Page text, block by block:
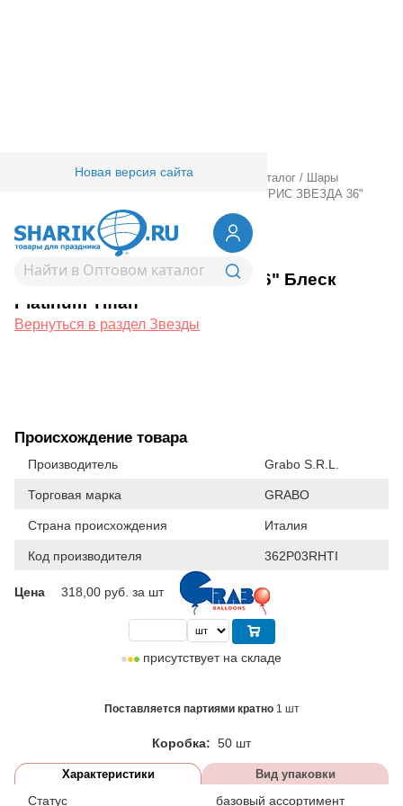
Новая версия сайта
Товары для праздника/ Оптовый каталог /
Шары
Г Б/РИС ЗВЕЗДА 36"
Блеск Platinum Tiffan
1204-1624Г Б/РИС ЗВЕЗДА 36" Блеск
Platinum Tiffan
Вернуться в раздел Звезды
Происхождение товара
Производитель Grabo S.R.L.
Торговая марка GRABO
Страна происхождения Италия
Код производителя 362P03RHTI
Цена 318,00 руб. за шт
присутствует на складе
Поставляется партиями кратно 1 шт
Коробка: 50 шт
Характеристики Вид упаковки
Статус базовый ассортимент